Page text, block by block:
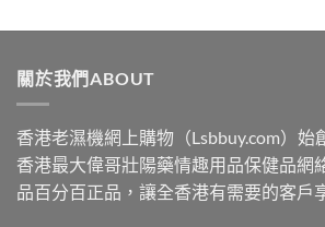
$489
關於我們ABOUT
香港老濕機網上購物（Lsbbuy.com）始
香港最大偉哥壯陽藥情趣用品保健品網
品百分百正品，讓全香港有需要的客戶